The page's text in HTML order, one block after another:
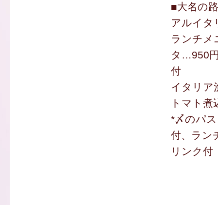
■大名の
アルイタ
ランチメ
タ…950
付
イタリア
トマト
*〆のパ
付、ラン
リンク付